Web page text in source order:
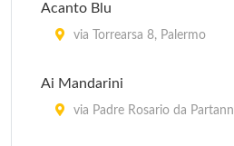
Acanto Blu
via Torrearsa 8, Palermo
Ai Mandarini
via Padre Rosario da